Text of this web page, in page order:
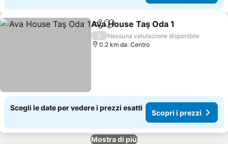
CondividiAggiungi ai preferiti
Ava House Taş Oda 1
/
Nessuna valutazione disponibile
0.2 km da: Centro
Scegli le date per vedere i prezzi esatti
Scopri i prezzi
Mostra di più